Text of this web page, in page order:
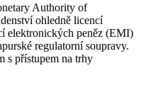
Authority of
ohledně licencí
elektronických peněz (EMI)
regulatorní soupravy.
s přístupem na trhy